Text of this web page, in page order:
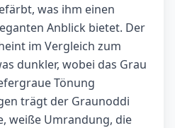
was ihm einen
Anblick bietet. Der
im Vergleich zum
dunkler, wobei das Grau
Tönung
trägt der Graunoddi
weiße Umrandung, die